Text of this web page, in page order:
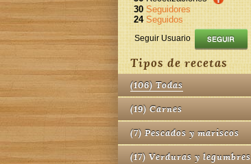
30 Seguidores
24 Seguidos
Seguir Usuario
Tipos de recetas
(106) Todas
(19) Carnes
(7) Pescados y mariscos
(17) Verduras y legumbres